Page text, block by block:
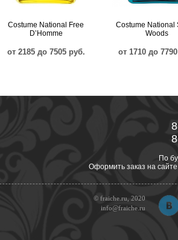
Costume National Free
D’Homme
от 2185 до 7505 руб.
Costume National
Woods
от 1710 до
По
Оформить заказ на
© fraiche.ru, 2020
info@fraiche.ru